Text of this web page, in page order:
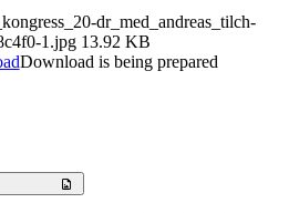
dr_med_andreas_tilch-
1.jpg 13.92 KB
Download is being prepared